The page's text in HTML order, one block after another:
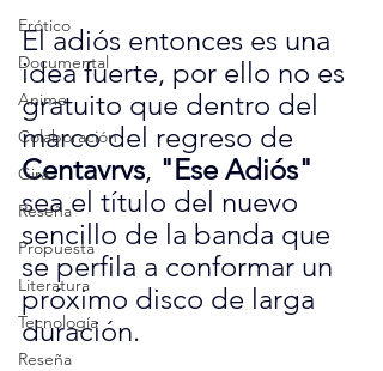
Erótico
Documental
Anime
Colaboración
Gira
Reseña
Propuesta
Literatura
Tecnología
Reseña
El adiós entonces es una
idea fuerte, por ello no es
gratuito que dentro del
marco del regreso de
Centavrvs, "Ese Adiós"
sea el título del nuevo
sencillo de la banda que
se perfila a conformar un
próximo disco de larga
duración.